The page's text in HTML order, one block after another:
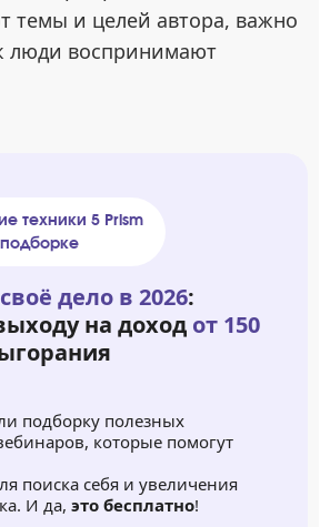
темы и целей автора, важно
люди воспринимают
техники 5 Prism
своё дело в 2026:
на доход от 150
подборку полезных
которые помогут
поиска себя и увеличения
И да, это бесплатно!